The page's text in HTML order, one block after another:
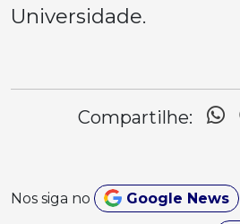
Universidade.
Compartilhe:
Nos siga no Google News